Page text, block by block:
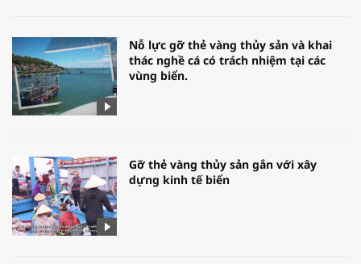
Nỗ lực gỡ thẻ vàng thủy sản và khai
thác nghề cá có trách nhiệm tại các
vùng biển.
Gỡ thẻ vàng thủy sản gắn với xây
dựng kinh tế biển